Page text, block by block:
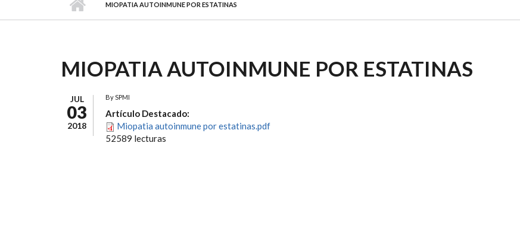
MIOPATIA AUTOINMUNE POR ESTATINAS
MIOPATIA AUTOINMUNE POR ESTATINAS
JUL
03
2018
BySPMI
Artículo Destacado:
Miopatia autoinmune por estatinas.pdf
52589 lecturas